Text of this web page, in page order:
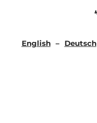
English Deutsch